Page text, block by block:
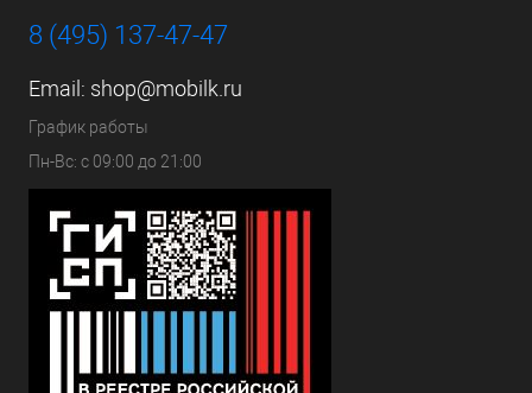
8 (495) 137-47-47
Email: shop@mobilk.ru
График работы
Пн-Вс: с 09:00 до 21:00